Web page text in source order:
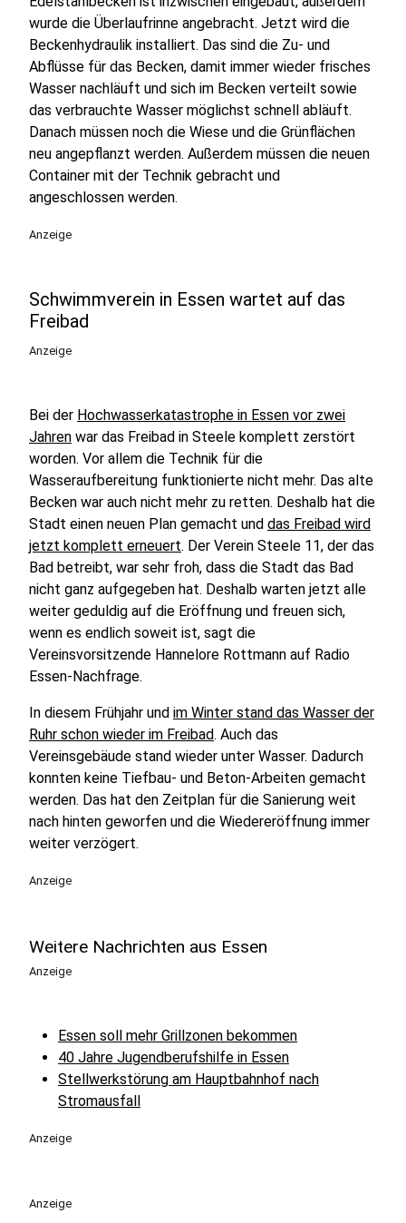
wurde die Überlaufrinne angebracht. Jetzt wird die
Beckenhydraulik installiert. Das sind die Zu- und
Abflüsse für das Becken, damit immer wieder frisches
Wasser nachläuft und sich im Becken verteilt sowie
das verbrauchte Wasser möglichst schnell abläuft.
Danach müssen noch die Wiese und die Grünflächen
neu angepflanzt werden. Außerdem müssen die neuen
Container mit der Technik gebracht und
angeschlossen werden.
Anzeige
Schwimmverein in Essen wartet auf das
Freibad
Anzeige
Bei der Hochwasserkatastrophe in Essen vor zwei
Jahren war das Freibad in Steele komplett zerstört
worden. Vor allem die Technik für die
Wasseraufbereitung funktionierte nicht mehr. Das alte
Becken war auch nicht mehr zu retten. Deshalb hat die
Stadt einen neuen Plan gemacht und das Freibad wird
jetzt komplett erneuert. Der Verein Steele 11, der das
Bad betreibt, war sehr froh, dass die Stadt das Bad
nicht ganz aufgegeben hat. Deshalb warten jetzt alle
weiter geduldig auf die Eröffnung und freuen sich,
wenn es endlich soweit ist, sagt die
Vereinsvorsitzende Hannelore Rottmann auf Radio
Essen-Nachfrage.
In diesem Frühjahr und im Winter stand das Wasser der
Ruhr schon wieder im Freibad. Auch das
Vereinsgebäude stand wieder unter Wasser. Dadurch
konnten keine Tiefbau- und Beton-Arbeiten gemacht
werden. Das hat den Zeitplan für die Sanierung weit
nach hinten geworfen und die Wiedereröffnung immer
weiter verzögert.
Anzeige
Weitere Nachrichten aus Essen
Anzeige
Essen soll mehr Grillzonen bekommen
40 Jahre Jugendberufshilfe in Essen
Stellwerkstörung am Hauptbahnhof nach
Stromausfall
Anzeige
Anzeige